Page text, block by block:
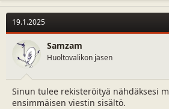
c
t
i
o
s
:
19.1.2025
Samzam
Huoltovalikon jäsen
Sinun tulee rekisteröityä nähdäksesi
ensimmäisen viestin sisältö.